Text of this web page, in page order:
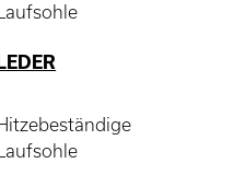
Laufsohle